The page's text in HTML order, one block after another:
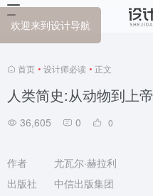
首页 • 设计师必读 • 正文
人类简史:从动物到上帝
36,605 0 0
作者
尤瓦尔·赫拉利
出版社
中信出版集团
欢迎来到设计导航